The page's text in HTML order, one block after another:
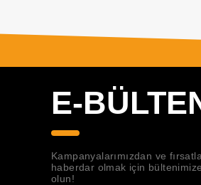
E-
Kampanyalarımızdan ve
haberdar olmak için
olun!